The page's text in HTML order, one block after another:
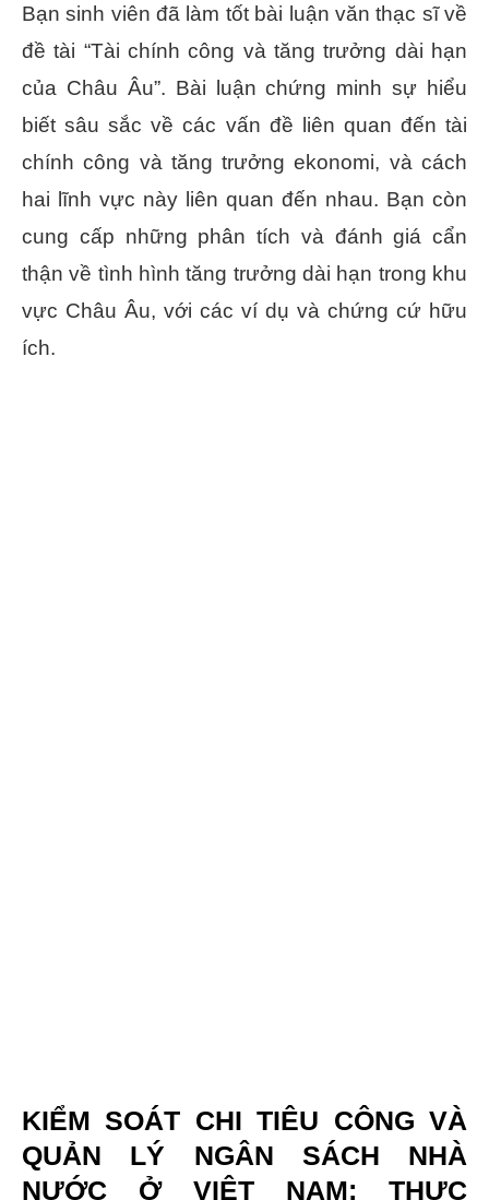
Bạn sinh viên đã làm tốt bài luận văn thạc sĩ về
đề tài “Tài chính công và tăng trưởng dài hạn
của Châu Âu”. Bài luận chứng minh sự hiểu
biết sâu sắc về các vấn đề liên quan đến tài
chính công và tăng trưởng ekonomi, và cách
hai lĩnh vực này liên quan đến nhau. Bạn còn
cung cấp những phân tích và đánh giá cẩn
thận về tình hình tăng trưởng dài hạn trong khu
vực Châu Âu, với các ví dụ và chứng cứ hữu
ích.
KIỂM SOÁT CHI TIÊU CÔNG VÀ
QUẢN LÝ NGÂN SÁCH NHÀ
NƯỚC Ở VIỆT NAM: THỰC